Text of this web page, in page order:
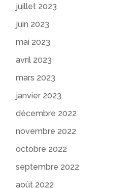
juillet 2023
juin 2023
mai 2023
avril 2023
mars 2023
janvier 2023
décembre 2022
novembre 2022
octobre 2022
septembre 2022
août 2022